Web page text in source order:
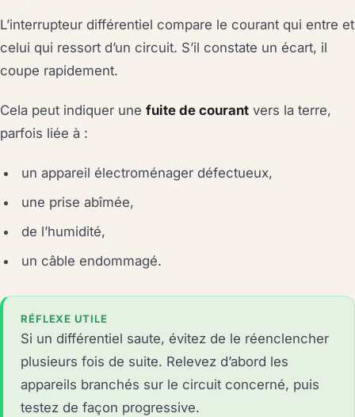
L’interrupteur différentiel compare le courant qui entre et
celui qui ressort d’un circuit. S’il constate un écart, il
coupe rapidement.
Cela peut indiquer une fuite de courant vers la terre,
parfois liée à :
un appareil électroménager défectueux,
une prise abîmée,
de l’humidité,
un câble endommagé.
RÉFLEXE UTILE
Si un différentiel saute, évitez de le réenclencher
plusieurs fois de suite. Relevez d’abord les
appareils branchés sur le circuit concerné, puis
testez de façon progressive.